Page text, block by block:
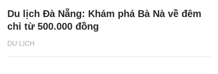
DU LỊCH
Du lịch Đà Nẵng: Khám phá Bà Nà về đêm
chỉ từ 500.000 đồng